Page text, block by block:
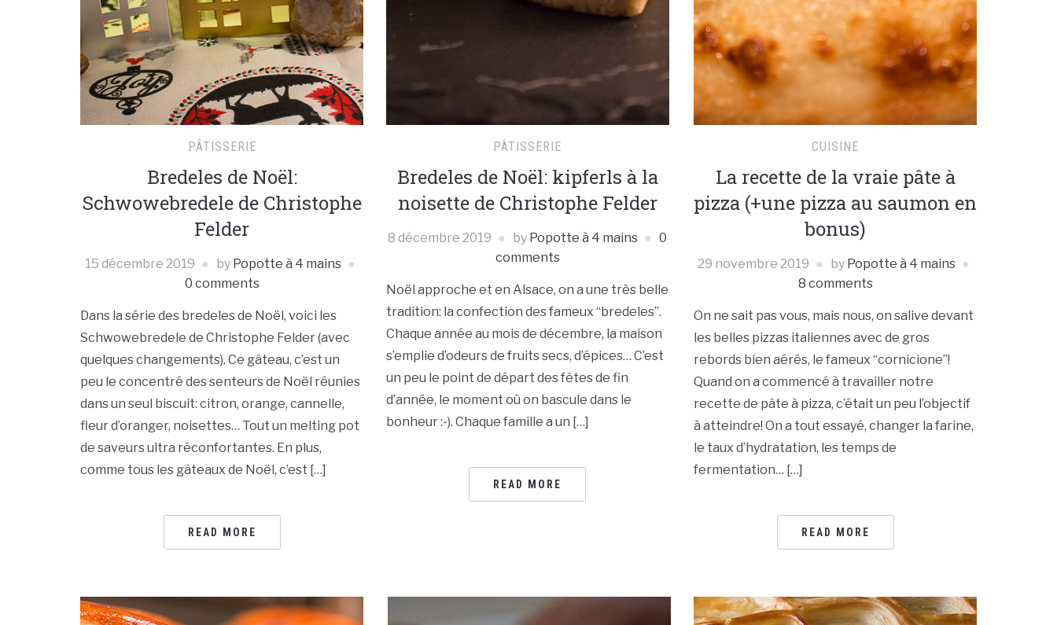
PÂTISSERIE
Bredeles de Noël:
Schwowebredele de Christophe
Felder
15 décembre 2019 by Popotte à 4 mains
0 comments
Dans la série des bredeles de Noël, voici les
Schwowebredele de Christophe Felder (avec
quelques changements). Ce gâteau, c’est un
peu le concentré des senteurs de Noël réunies
dans un seul biscuit: citron, orange, cannelle,
fleur d’oranger, noisettes… Tout un melting pot
de saveurs ultra réconfortantes. En plus,
comme tous les gâteaux de Noël, c’est […]
READ MORE
PÂTISSERIE
Bredeles de Noël: kipferls à la
noisette de Christophe Felder
8 décembre 2019 by Popotte à 4 mains
0
comments
Noël approche et en Alsace, on a une très belle
tradition: la confection des fameux “bredeles”.
Chaque année au mois de décembre, la maison
s’emplie d’odeurs de fruits secs, d’épices… C’est
un peu le point de départ des fêtes de fin
d’année, le moment où on bascule dans le
bonheur :-). Chaque famille a un […]
READ MORE
CUISINE
La recette de la vraie pâte à
pizza (+une pizza au saumon en
bonus)
29 novembre 2019 by Popotte à 4 mains
8 comments
On ne sait pas vous, mais nous, on salive devant
les belles pizzas italiennes avec de gros
rebords bien aérés, le fameux “cornicione”!
Quand on a commencé à travailler notre
recette de pâte à pizza, c’était un peu l’objectif
à atteindre! On a tout essayé, changer la farine,
le taux d’hydratation, les temps de
fermentation… […]
READ MORE